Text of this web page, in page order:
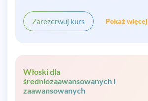
Zarezerwuj kurs Pokaż więcej
Włoski dla
średniozaawansowanych i
zaawansowanych